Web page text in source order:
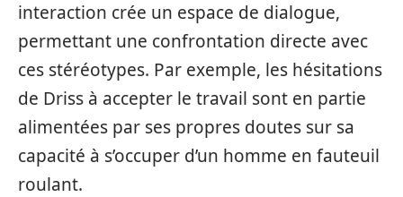
interaction crée un espace de dialogue,
permettant une confrontation directe avec
ces stéréotypes. Par exemple, les hésitations
de Driss à accepter le travail sont en partie
alimentées par ses propres doutes sur sa
capacité à s’occuper d’un homme en fauteuil
roulant.